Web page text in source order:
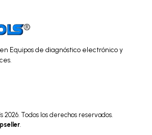
Equipos de diagnóstico electrónico y
Todos los derechos reservados.